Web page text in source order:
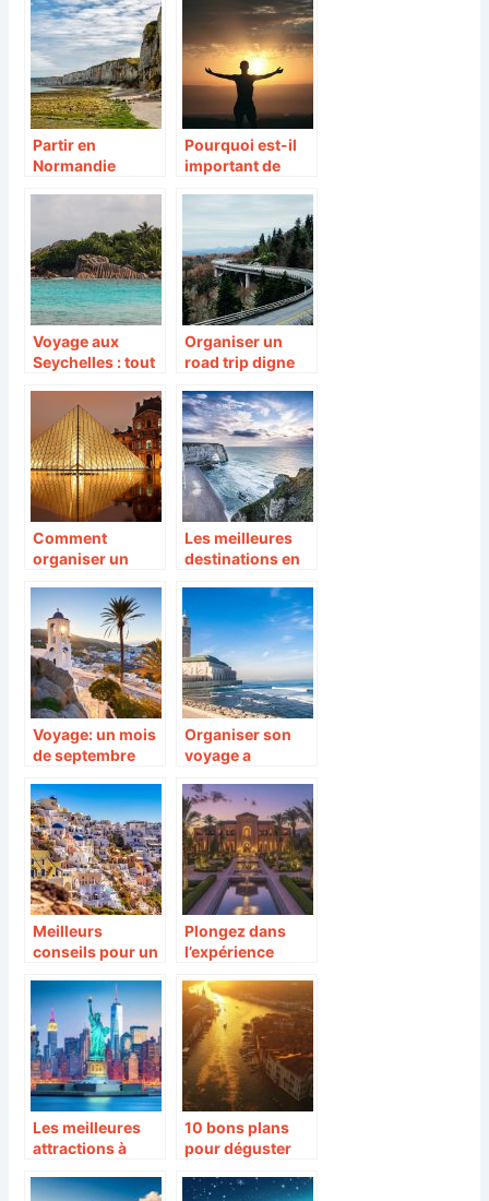
temps d’un
séjour!
Partir en
Normandie
Pourquoi est-il
important de
Voyage aux
Seychelles : tout
devez savoir
Organiser un
road trip digne
Comment
organiser un
mesure en
France ?
Les meilleures
destinations en
Voyage: un mois
de septembre
Organiser son
voyage a
astuces pour le
sejour parfait !
Meilleurs
conseils pour un
Plongez dans
l’expérience
palace à
Marrakech
Les meilleures
attractions à
d’une visite à
10 bons plans
pour déguster
authentiques à